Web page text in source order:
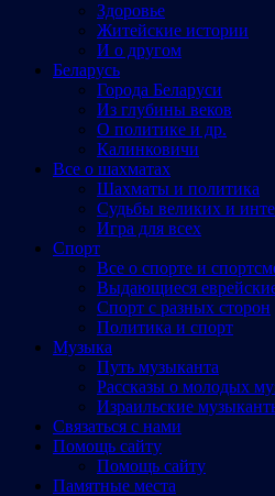
Здоровье
Житейские истории
И о другом
Беларусь
Города Беларуси
Из глубины веков
О политике и др.
Калинковичи
Все о шахматах
Шахматы и политика
Судьбы великих и
Игра для всех
Спорт
Все о спорте и
Выдающиеся
Спорт с разных сторон
Политика и спорт
Музыка
Путь музыканта
Рассказы о молодых
Израильские
Cвязаться с нами
Помощь сайту
Помощь сайту
Памятные места